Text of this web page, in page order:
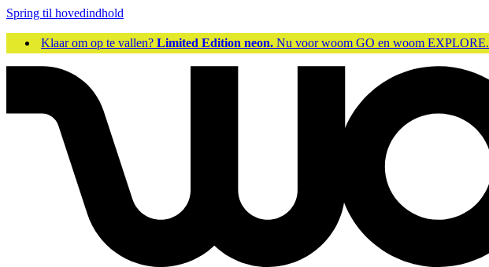
Spring til hovedindhold
Klaar om op te vallen? Limited Edition neon. Nu voor woom GO en woom EXPLORE.